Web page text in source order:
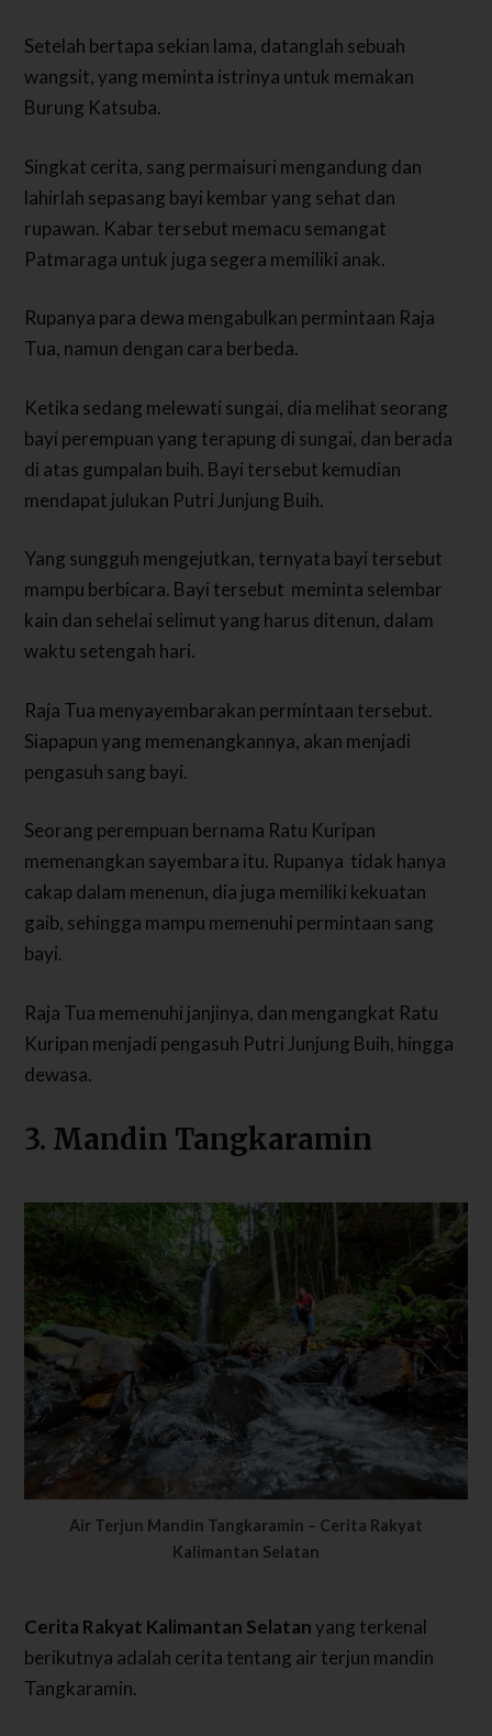
Setelah bertapa sekian lama, datanglah sebuah
wangsit, yang meminta istrinya untuk memakan
Burung Katsuba.
Singkat cerita, sang permaisuri mengandung dan
lahirlah sepasang bayi kembar yang sehat dan
rupawan. Kabar tersebut memacu semangat
Patmaraga untuk juga segera memiliki anak.
Rupanya para dewa mengabulkan permintaan Raja
Tua, namun dengan cara berbeda.
Ketika sedang melewati sungai, dia melihat seorang
bayi perempuan yang terapung di sungai, dan berada
di atas gumpalan buih. Bayi tersebut kemudian
mendapat julukan Putri Junjung Buih.
Yang sungguh mengejutkan, ternyata bayi tersebut
mampu berbicara. Bayi tersebut meminta selembar
kain dan sehelai selimut yang harus ditenun, dalam
waktu setengah hari.
Raja Tua menyayembarakan permintaan tersebut.
Siapapun yang memenangkannya, akan menjadi
pengasuh sang bayi.
Seorang perempuan bernama Ratu Kuripan
memenangkan sayembara itu. Rupanya tidak hanya
cakap dalam menenun, dia juga memiliki kekuatan
gaib, sehingga mampu memenuhi permintaan sang
bayi.
Raja Tua memenuhi janjinya, dan mengangkat Ratu
Kuripan menjadi pengasuh Putri Junjung Buih, hingga
dewasa.
3. Mandin Tangkaramin
Air Terjun Mandin Tangkaramin – Cerita Rakyat
Kalimantan Selatan
Cerita Rakyat Kalimantan Selatanyang terkenal
berikutnya adalah cerita tentang air terjun mandin
Tangkaramin.